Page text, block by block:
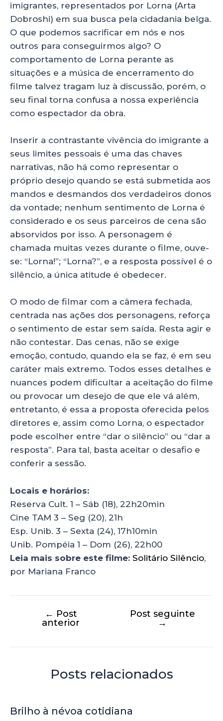
imigrantes, representados por Lorna (Arta
Dobroshi) em sua busca pela cidadania belga.
O que podemos sacrificar em nós e nos
outros para conseguirmos algo? O
comportamento de Lorna perante as
situações e a música de encerramento do
filme talvez tragam luz à discussão, porém, o
seu final torna confusa a nossa experiência
como espectador da obra.
Inserir a contrastante vivência do imigrante a
seus limites pessoais é uma das chaves
narrativas, não há como representar o
próprio desejo quando se está submetida aos
mandos e desmandos dos verdadeiros donos
da vontade; nenhum sentimento de Lorna é
considerado e os seus parceiros de cena são
absorvidos por isso. A personagem é
chamada muitas vezes durante o filme, ouve-
se: “Lorna!”; “Lorna?”, e a resposta possível é o
silêncio, a única atitude é obedecer.
O modo de filmar com a câmera fechada,
centrada nas ações dos personagens, reforça
o sentimento de estar sem saída. Resta agir e
não contestar. Das cenas, não se exige
emoção, contudo, quando ela se faz, é em seu
caráter mais extremo. Todos esses detalhes e
nuances podem dificultar a aceitação do filme
ou provocar um desejo de que ele vá além,
entretanto, é essa a proposta oferecida pelos
diretores e, assim como Lorna, o espectador
pode escolher entre “dar o silêncio” ou “dar a
resposta”. Para tal, basta aceitar o desafio e
conferir a sessão.
Locais e horários:
Reserva Cult. 1 – Sáb (18), 22h20min
Cine TAM 3 – Seg (20), 21h
Esp. Unib. 3 – Sexta (24), 17h10min
Unib. Pompéia 1 – Dom (26), 22h00
Leia mais sobre este filme: Solitário Silêncio,
por Mariana Franco
← Post
anterior
Post seguinte
→
Posts relacionados
Brilho à névoa cotidiana